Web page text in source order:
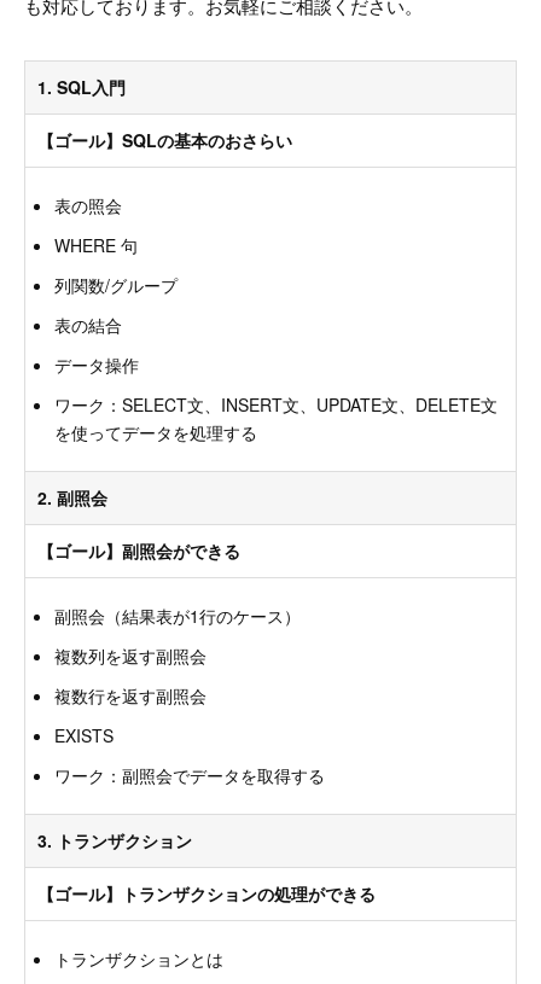
も対応しております。お気軽にご相談ください。
1. SQL入門
【ゴール】SQLの基本のおさらい
表の照会
WHERE 句
列関数/グループ
表の結合
データ操作
ワーク：SELECT文、INSERT文、UPDATE文、DELETE文
を使ってデータを処理する
2. 副照会
【ゴール】副照会ができる
副照会（結果表が1行のケース）
複数列を返す副照会
複数行を返す副照会
EXISTS
ワーク：副照会でデータを取得する
3. トランザクション
【ゴール】トランザクションの処理ができる
トランザクションとは